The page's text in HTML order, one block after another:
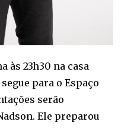
às 23h30 na casa
para o Espaço
serão
Ele preparou